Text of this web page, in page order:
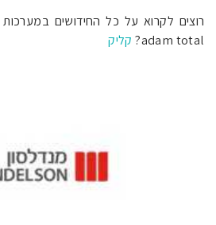
רוצים לקרוא על כל החידושים במערכות
adam total?
קליק